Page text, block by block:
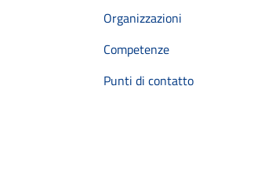
Organizzazioni
Competenze
Punti di contatto